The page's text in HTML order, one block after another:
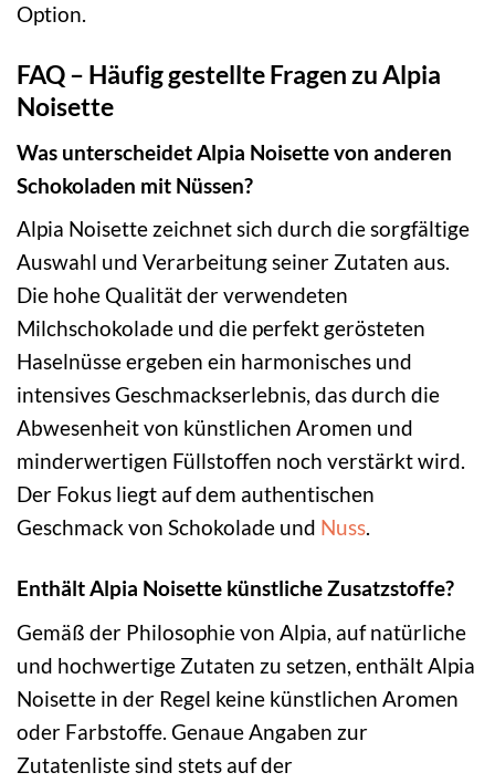
Option.
FAQ – Häufig gestellte Fragen zu Alpia
Noisette
Was unterscheidet Alpia Noisette von anderen
Schokoladen mit Nüssen?
Alpia Noisette zeichnet sich durch die sorgfältige
Auswahl und Verarbeitung seiner Zutaten aus.
Die hohe Qualität der verwendeten
Milchschokolade und die perfekt gerösteten
Haselnüsse ergeben ein harmonisches und
intensives Geschmackserlebnis, das durch die
Abwesenheit von künstlichen Aromen und
minderwertigen Füllstoffen noch verstärkt wird.
Der Fokus liegt auf dem authentischen
Geschmack von Schokolade und Nuss.
Enthält Alpia Noisette künstliche Zusatzstoffe?
Gemäß der Philosophie von Alpia, auf natürliche
und hochwertige Zutaten zu setzen, enthält Alpia
Noisette in der Regel keine künstlichen Aromen
oder Farbstoffe. Genaue Angaben zur
Zutatenliste sind stets auf der